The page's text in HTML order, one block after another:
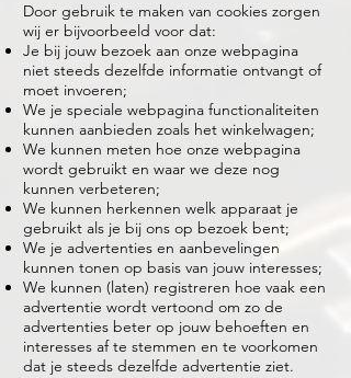
Door gebruik te maken van cookies zorgen
wij er bijvoorbeeld voor dat:
Je bij jouw bezoek aan onze webpagina
niet steeds dezelfde informatie ontvangt of
moet invoeren;
We je speciale webpagina functionaliteiten
kunnen aanbieden zoals het winkelwagen;
We kunnen meten hoe onze webpagina
wordt gebruikt en waar we deze nog
kunnen verbeteren;
We kunnen herkennen welk apparaat je
gebruikt als je bij ons op bezoek bent;
We je advertenties en aanbevelingen
kunnen tonen op basis van jouw interesses;
We kunnen (laten) registreren hoe vaak een
advertentie wordt vertoond om zo de
advertenties beter op jouw behoeften en
interesses af te stemmen en te voorkomen
dat je steeds dezelfde advertentie ziet.